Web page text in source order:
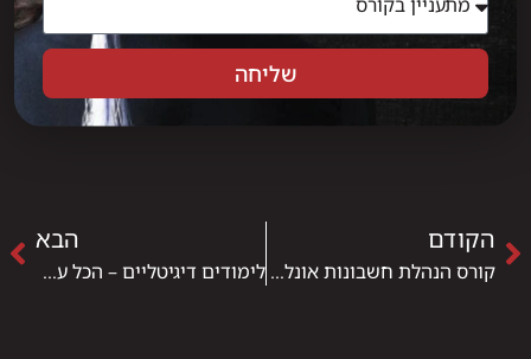
שליחה
הקודם
קורס הנהלת חשבונות אונליין – ללמוד מהבית
הבא
לימודים דיגיטליים – הכל על העידן החדש